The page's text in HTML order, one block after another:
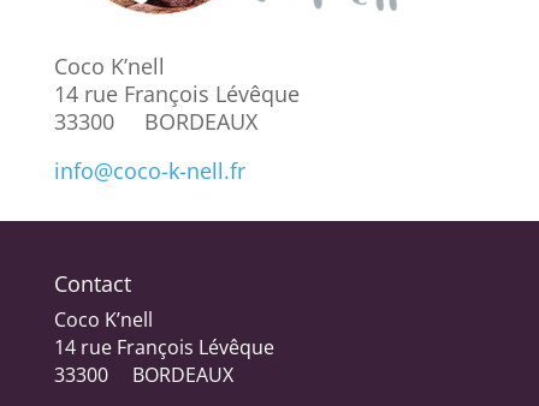
e
:
Coco K’nell
14 rue François Lévêque
33300 BORDEAUX
info@coco-k-nell.fr
Contact
Coco K’nell
14 rue François Lévêque
33300 BORDEAUX